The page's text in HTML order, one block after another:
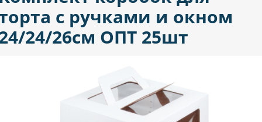
с ручками и окном
24/26см ОПТ 25шт